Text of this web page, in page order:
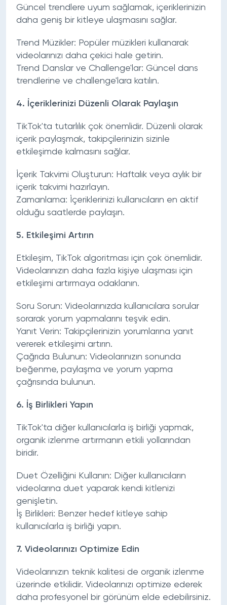
Güncel trendlere uyum sağlamak, içeriklerinizin
daha geniş bir kitleye ulaşmasını sağlar.
Trend Müzikler: Popüler müzikleri kullanarak
videolarınızı daha çekici hale getirin.
Trend Danslar ve Challenge'lar: Güncel dans
trendlerine ve challenge'lara katılın.
4. İçeriklerinizi Düzenli Olarak Paylaşın
TikTok'ta tutarlılık çok önemlidir. Düzenli olarak
içerik paylaşmak, takipçilerinizin sizinle
etkileşimde kalmasını sağlar.
İçerik Takvimi Oluşturun: Haftalık veya aylık bir
içerik takvimi hazırlayın.
Zamanlama: İçeriklerinizi kullanıcıların en aktif
olduğu saatlerde paylaşın.
5. Etkileşimi Artırın
Etkileşim, TikTok algoritması için çok önemlidir.
Videolarınızın daha fazla kişiye ulaşması için
etkileşimi artırmaya odaklanın.
Soru Sorun: Videolarınızda kullanıcılara sorular
sorarak yorum yapmalarını teşvik edin.
Yanıt Verin: Takipçilerinizin yorumlarına yanıt
vererek etkileşimi artırın.
Çağrıda Bulunun: Videolarınızın sonunda
beğenme, paylaşma ve yorum yapma
çağrısında bulunun.
6. İş Birlikleri Yapın
TikTok'ta diğer kullanıcılarla iş birliği yapmak,
organik izlenme artırmanın etkili yollarından
biridir.
Duet Özelliğini Kullanın: Diğer kullanıcıların
videolarına duet yaparak kendi kitlenizi
genişletin.
İş Birlikleri: Benzer hedef kitleye sahip
kullanıcılarla iş birliği yapın.
7. Videolarınızı Optimize Edin
Videolarınızın teknik kalitesi de organik izlenme
üzerinde etkilidir. Videolarınızı optimize ederek
daha profesyonel bir görünüm elde edebilirsiniz.